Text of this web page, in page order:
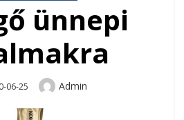
ünnepi
06-25 Author
Admin